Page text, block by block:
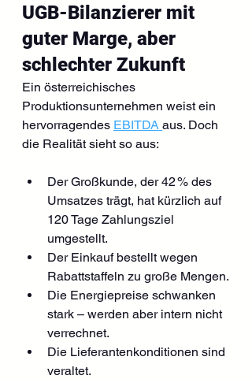
UGB-Bilanzierer mit
guter Marge, aber
schlechter Zukunft
Ein österreichisches
Produktionsunternehmen weist ein
hervorragendes EBITDA aus. Doch
die Realität sieht so aus:
Der Großkunde, der 42 % des
Umsatzes trägt, hat kürzlich auf
120 Tage Zahlungsziel
umgestellt.
Der Einkauf bestellt wegen
Rabattstaffeln zu große Mengen.
Die Energiepreise schwanken
stark – werden aber intern nicht
verrechnet.
Die Lieferantenkonditionen sind
veraltet.